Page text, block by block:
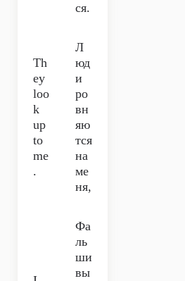
ся.
Th
ey
loo
k
up
to
me
.
Л
юд
и
ро
вн
яю
тся
на
ме
ня,
Фа
ль
ши
вы